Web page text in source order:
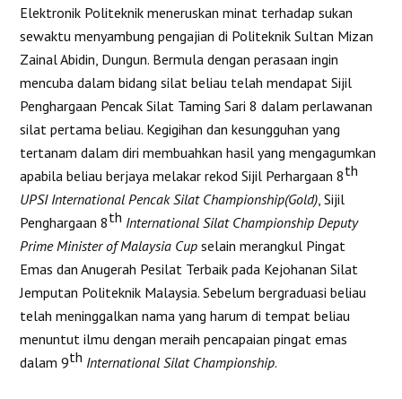
Elektronik Politeknik meneruskan minat terhadap sukan
sewaktu menyambung pengajian di Politeknik Sultan Mizan
Zainal Abidin, Dungun. Bermula dengan perasaan ingin
mencuba dalam bidang silat beliau telah mendapat Sijil
Penghargaan Pencak Silat Taming Sari 8 dalam perlawanan
silat pertama beliau. Kegigihan dan kesungguhan yang
tertanam dalam diri membuahkan hasil yang mengagumkan
apabila beliau berjaya melakar rekod Sijil Perhargaan 8th
UPSI International Pencak Silat Championship(Gold), Sijil
Penghargaan 8th International Silat Championship Deputy
Prime Minister of Malaysia Cup selain merangkul Pingat
Emas dan Anugerah Pesilat Terbaik pada Kejohanan Silat
Jemputan Politeknik Malaysia. Sebelum bergraduasi beliau
telah meninggalkan nama yang harum di tempat beliau
menuntut ilmu dengan meraih pencapaian pingat emas
dalam 9th International Silat Championship.